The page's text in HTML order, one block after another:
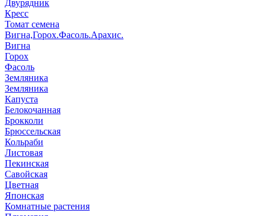
Двурядник
Кресс
Томат семена
Вигна,Горох.Фасоль.Арахис.
Вигна
Горох
Фасоль
Земляника
Земляника
Капуста
Белокочанная
Брокколи
Брюссельская
Кольраби
Листовая
Пекинская
Савойская
Цветная
Японская
Комнатные растения